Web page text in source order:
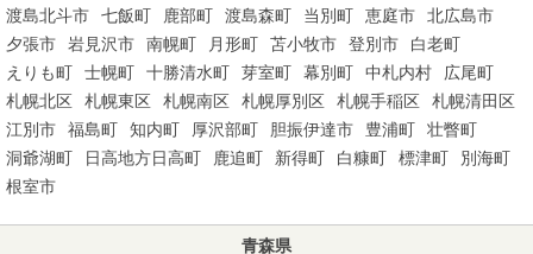
渡島北斗市 七飯町 鹿部町 渡島森町 当別町 恵庭市
北広島市
夕張市
岩見沢市 南幌町 月形町 苫小牧市 登別市
白老町
えりも町
士幌町 十勝清水町 芽室町 幕別町 中札内村
広尾町
札幌北区
札幌東区 札幌南区 札幌厚別区 札幌手稲区
札幌清田区
江別市
福島町 知内町 厚沢部町 胆振伊達市 豊浦町
壮瞥町
洞爺湖町
日高地方日高町 鹿追町 新得町 白糠町 標津町
別海町
根室市
青森県